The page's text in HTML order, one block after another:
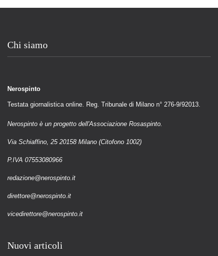
Chi siamo
Nerospinto
Testata giornalistica online. Reg. Tribunale di Milano n° 276-9/92013.
Nerospinto è un progetto dell'Associazione Rosaspinto.
Via Schiaffino, 25 20158 Milano (Citofono 1002)
P.IVA 07553080966
redazione@nerospinto.it
direttore@nerospinto.it
vicedirettore@nerospinto.it
Nuovi articoli